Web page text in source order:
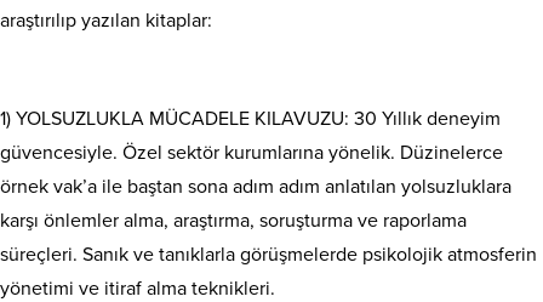
araştırılıp yazılan kitaplar:
1) YOLSUZLUKLA MÜCADELE KILAVUZU: 30 Yıllık deneyim
güvencesiyle. Özel sektör kurumlarına yönelik. Düzinelerce
örnek vak’a ile baştan sona adım adım anlatılan yolsuzluklara
karşı önlemler alma, araştırma, soruşturma ve raporlama
süreçleri. Sanık ve tanıklarla görüşmelerde psikolojik atmosferin
yönetimi ve itiraf alma teknikleri.